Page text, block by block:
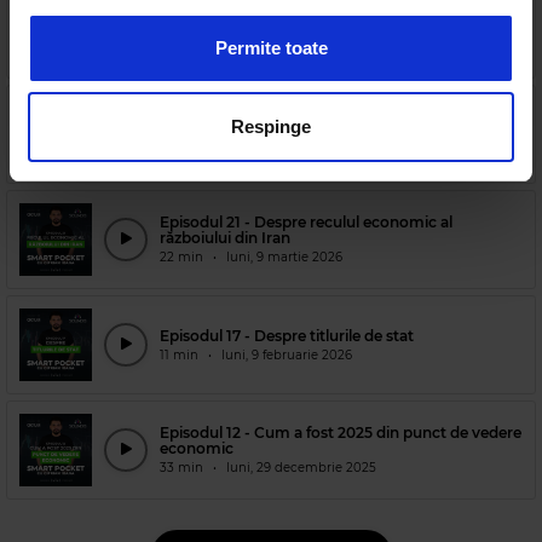
a analiza traficul. De asemenea, le oferim partenerilor de
privire la modul în care folosiți site-ul nostru. Aceștia le
pot combina cu alte informații oferite de dvs. sau culese
în urma folosirii serviciilor lor.
Permite toate
Respinge
Episodul 23 - Despre bugetul pe 2026
luni, 23 martie 2026
Episodul 22 - Despre dobânzi
Episodul 21 - Despre reculul economic al
războiului din Iran
22 min • luni, 9 martie 2026
Episodul 17 - Despre titlurile de stat
11 min • luni, 9 februarie 2026
Episodul 12 - Cum a fost 2025 din punct de vedere
economic
33 min • luni, 29 decembrie 2025